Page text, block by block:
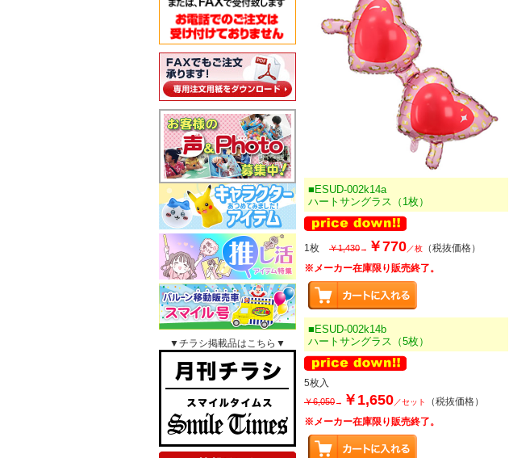
■ESUD-002k14a
ハートサングラス（1枚）
1枚 ￥1,430→ ￥770／枚
（税抜価格）
※メーカー在庫限り販売終了。
■ESUD-002k14b
ハートサングラス（5枚）
5枚入
￥6,050→ ￥1,650／セット
（税抜価格）
※メーカー在庫限り販売終了。
▼チラシ掲載品はこちら▼